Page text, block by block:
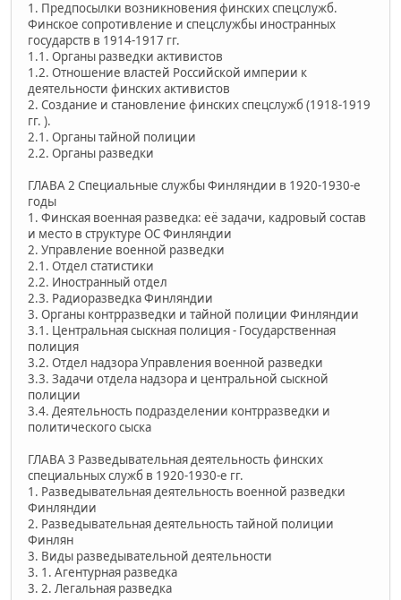
1. Предпосылки возникновения финских спецслужб.
Финское сопротивление и спецслужбы иностранных
государств в 1914-1917 гг.
1.1. Органы разведки активистов
1.2. Отношение властей Российской империи к
деятельности финских активистов
2. Создание и становление финских спецслужб (1918-1919
гг. ).
2.1. Органы тайной полиции
2.2. Органы разведки
ГЛАВА 2 Специальные службы Финляндии в 1920-1930-е
годы
1. Финская военная разведка: её задачи, кадровый состав
и место в структуре ОС Финляндии
2. Управление военной разведки
2.1. Отдел статистики
2.2. Иностранный отдел
2.3. Радиоразведка Финляндии
3. Органы контрразведки и тайной полиции Финляндии
3.1. Центральная сыскная полиция - Государственная
полиция
3.2. Отдел надзора Управления военной разведки
3.3. Задачи отдела надзора и центральной сыскной
полиции
3.4. Деятельность подразделении контрразведки и
политического сыска
ГЛАВА 3 Разведывательная деятельность финских
специальных служб в 1920-1930-е гг.
1. Разведывательная деятельность военной разведки
Финляндии
2. Разведывательная деятельность тайной полиции
Финлян
3. Виды разведывательной деятельности
3. 1. Агентурная разведка
3. 2. Легальная разведка